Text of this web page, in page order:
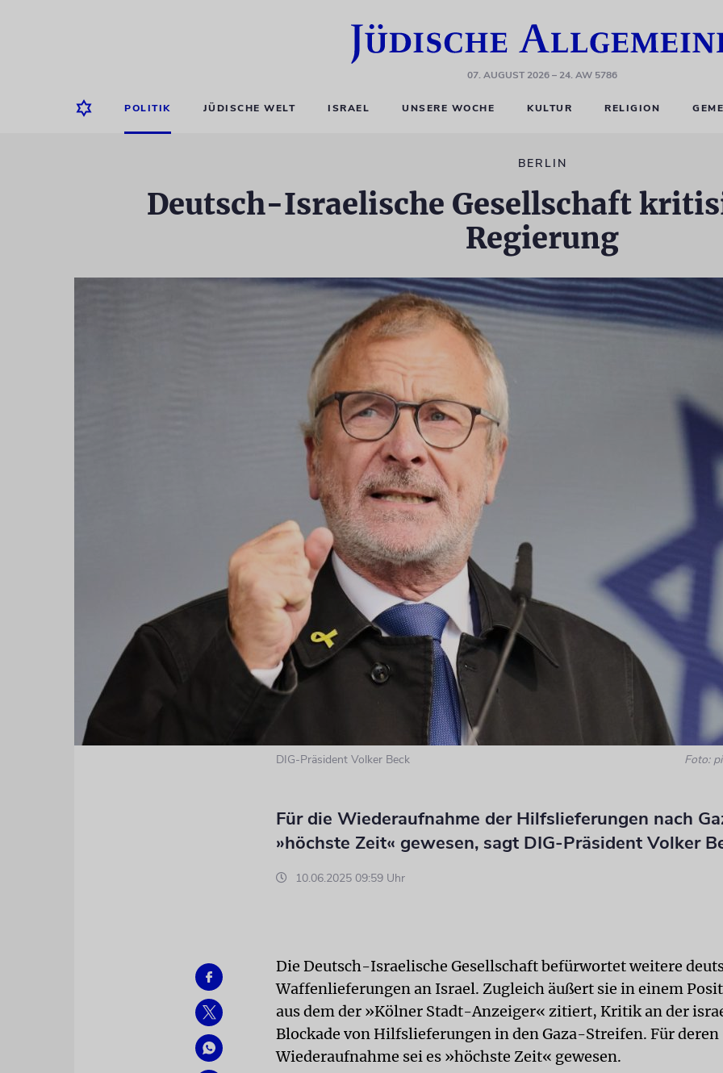
07. AUGUST 2026– 24. AW 5786
POLITIK JÜDISCHE WELT ISRAEL UNSERE WOCHE KULTUR RELIGION
BERLIN
Deutsch-Israelische Gesellschaft
Regierung
DIG-Präsident Volker Beck Foto:
Für die Wiederaufnahme der Hilfslieferungen nach
»höchste Zeit« gewesen, sagt DIG-Präsident Volker
10.06.2025 09:59 Uhr
Die Deutsch-Israelische Gesellschaft befürwortet weitere
Waffenlieferungen an Israel. Zugleich äußert sie in einem
aus dem der »Kölner Stadt-Anzeiger« zitiert, Kritik an der
Blockade von Hilfslieferungen in den Gaza-Streifen. Für deren
Wiederaufnahme sei es »höchste Zeit« gewesen.